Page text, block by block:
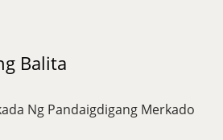
Balita
Ng Pandaigdigang Merkado